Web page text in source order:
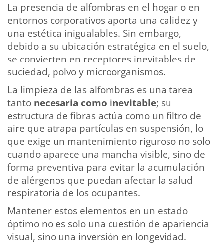
La presencia de alfombras en el hogar o en
entornos corporativos aporta una calidez y
una estética inigualables. Sin embargo,
debido a su ubicación estratégica en el suelo,
se convierten en receptores inevitables de
suciedad, polvo y microorganismos.
La limpieza de las alfombras es una tarea
tanto necesaria como inevitable; su
estructura de fibras actúa como un filtro de
aire que atrapa partículas en suspensión, lo
que exige un mantenimiento riguroso no solo
cuando aparece una mancha visible, sino de
forma preventiva para evitar la acumulación
de alérgenos que puedan afectar la salud
respiratoria de los ocupantes.
Mantener estos elementos en un estado
óptimo no es solo una cuestión de apariencia
visual, sino una inversión en longevidad.